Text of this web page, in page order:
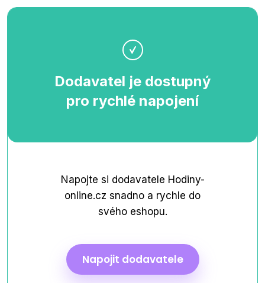
Dodavatel je dostupný
pro rychlé napojení
Napojte si dodavatele Hodiny-
online.cz snadno a rychle do
svého eshopu.
Napojit dodavatele